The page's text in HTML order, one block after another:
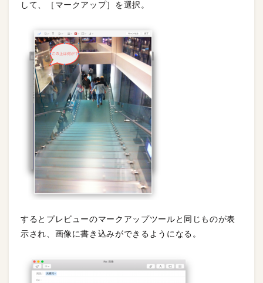
して、［マークアップ］を選択。
するとプレビューのマークアップツールと同じものが表
示され、画像に書き込みができるようになる。